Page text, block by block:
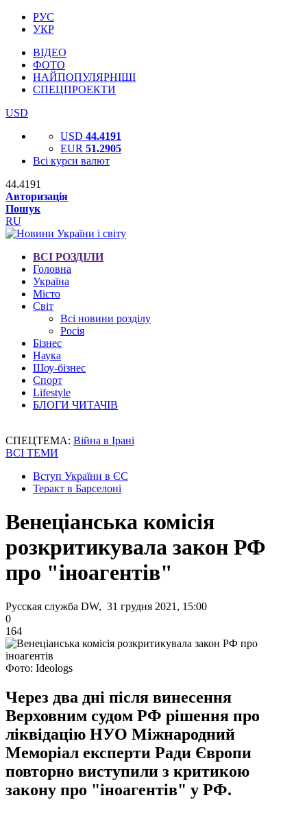
РУС
УКР
ВІДЕО
ФОТО
НАЙПОПУЛЯРНІШІ
СПЕЦПРОЕКТИ
USD
USD 44.4191
EUR 51.2905
Всі курси валют
44.4191
Авторизація
Пошук
RU
ВСІ РОЗДІЛИ
Головна
Україна
Місто
Світ
Всі новини розділу
Росія
Бізнес
Наука
Шоу-бізнес
Спорт
Lifestyle
БЛОГИ ЧИТАЧІВ
СПЕЦТЕМА: Війна в Ірані
ВСІ ТЕМИ
Вступ України в ЄС
Теракт в Барселоні
Венеціанська комісія
розкритикувала закон РФ
про "іноагентів"
Русская служба DW, 31 грудня 2021, 15:00
0
164
Фото: Ideologs
Через два дні після винесення
Верховним судом РФ рішення про
ліквідацію НУО Міжнародний
Меморіал експерти Ради Європи
повторно виступили з критикою
закону про "іноагентів" у РФ.